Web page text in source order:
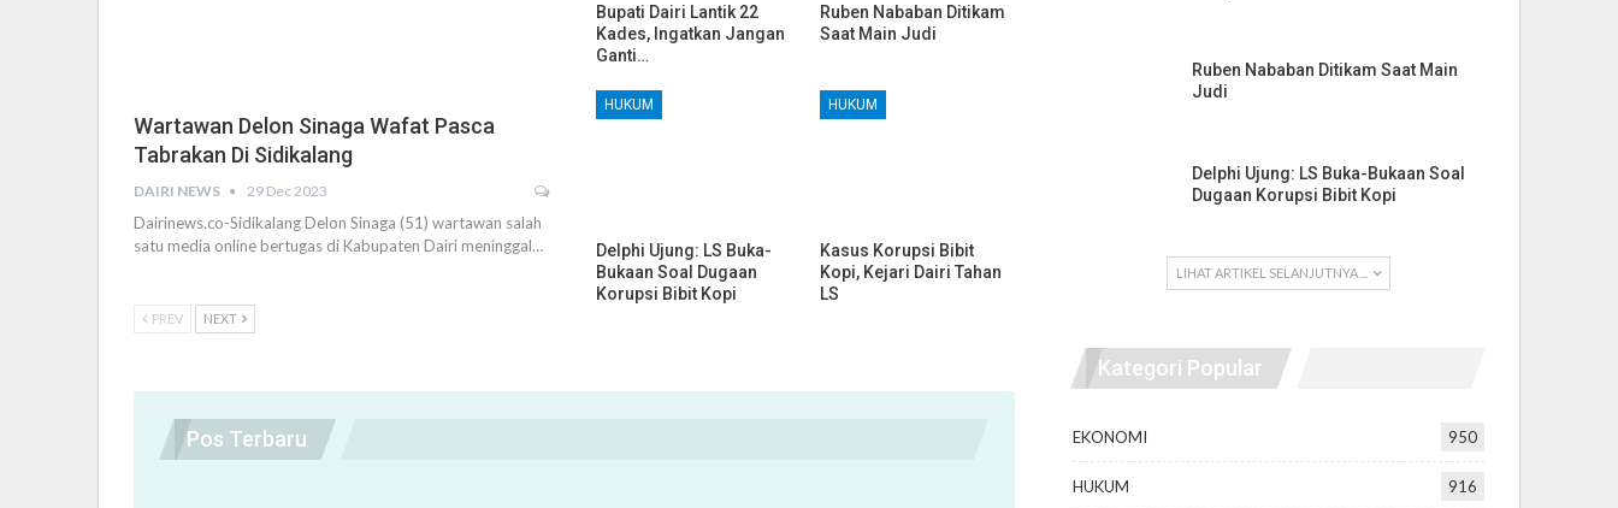
Wartawan Delon Sinaga Wafat Pasca
Tabrakan Di Sidikalang
DAIRI NEWS 29 Dec 2023
Dairinews.co-Sidikalang Delon Sinaga (51) wartawan salah
satu media online bertugas di Kabupaten Dairi meninggal…
Bupati Dairi Lantik 22
Kades, Ingatkan Jangan
Ganti…
Ruben Nababan Ditikam
Saat Main Judi
HUKUM
Delphi Ujung: LS Buka-
Bukaan Soal Dugaan
Korupsi Bibit Kopi
HUKUM
Kasus Korupsi Bibit
Kopi, Kejari Dairi Tahan
LS
PREV NEXT
Pos Terbaru
Ruben Nababan Ditikam Saat Main
Judi
Delphi Ujung: LS Buka-Bukaan Soal
Dugaan Korupsi Bibit Kopi
LIHAT ARTIKEL SELANJUTNYA ...
Kategori Popular
EKONOMI 950
HUKUM 916